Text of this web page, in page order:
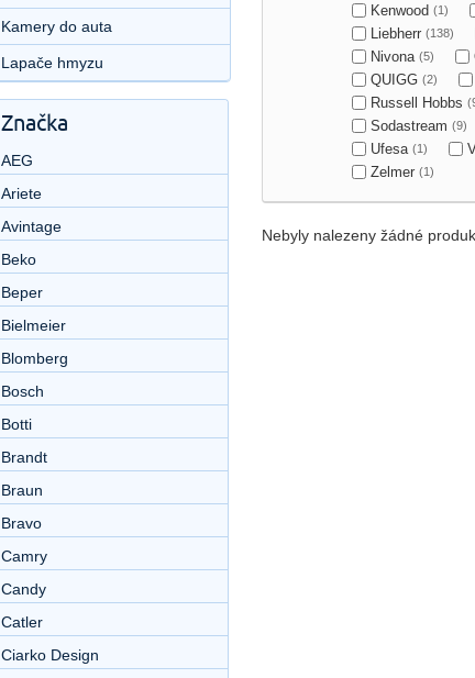
Kenwood (1)
Liebherr (138)
Nivona (5)
QUIGG (2)
Russell Hobbs
Sodastream (9)
Ufesa (1)
Zelmer (1)
Nebyly nalezeny žádné
Kamery do auta
Lapače hmyzu
Značka
AEG
Ariete
Avintage
Beko
Beper
Bielmeier
Blomberg
Bosch
Botti
Brandt
Braun
Bravo
Camry
Candy
Catler
Ciarko Design